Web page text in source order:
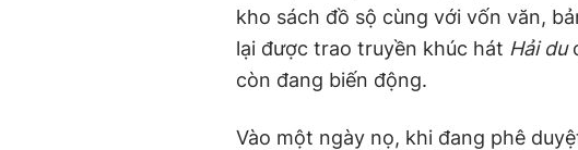
kho sách đồ sộ cùng với vốn văn,
lại được trao truyền khúc hát Hải du
còn đang biến động.
Vào một ngày nọ, khi đang phê